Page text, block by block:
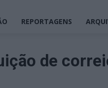
REPORTAGENS
de